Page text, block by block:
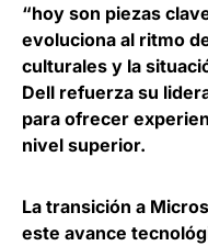
“hoy son piezas
evoluciona al ritmo
culturales y la
Dell refuerza su
para ofrecer
nivel superior.
La transición a
este avance